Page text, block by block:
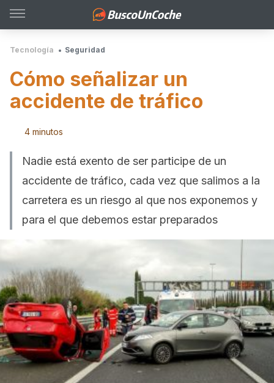
Tecnología Seguridad
Cómo señalizar un
accidente de tráfico
4 minutos
Nadie está exento de ser participe de un
accidente de tráfico, cada vez que salimos a la
carretera es un riesgo al que nos exponemos y
para el que debemos estar preparados